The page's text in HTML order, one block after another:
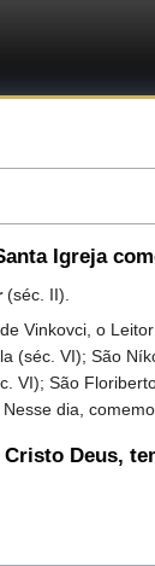
Igreja
(séc. II).
Vinkovci, o
(séc. VI); São
VI); São
dia,
Deus,